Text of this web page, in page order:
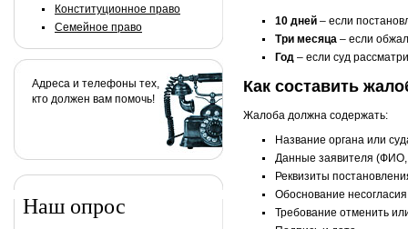
Конституционное право
Семейное право
Адреса и телефоны тех,
кто должен вам помочь!
Наш опрос
10 дней – если
Три месяца – если
Год – если суд
Как составить
Жалоба должна содержать:
Название органа или
Данные заявителя (ФИО,
Реквизиты
Обоснование
Требование отменить